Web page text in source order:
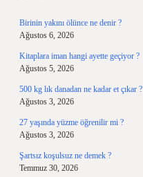
Birinin yakını ölünce ne denir ?
Ağustos 6, 2026
Kitaplara iman hangi ayette geçiyor ?
Ağustos 5, 2026
500 kg lık danadan ne kadar et çıkar ?
Ağustos 3, 2026
27 yaşında yüzme öğrenilir mi ?
Ağustos 3, 2026
Şartsız koşulsuz ne demek ?
Temmuz 30, 2026